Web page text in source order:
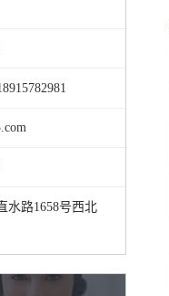
路1658号西北